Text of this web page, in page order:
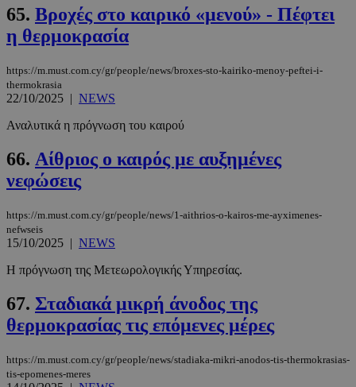
65. Βροχές στο καιρικό «μενού» - Πέφτει
η θερμοκρασία
https://m.must.com.cy/gr/people/news/broxes-sto-kairiko-menoy-peftei-i-
thermokrasia
22/10/2025 | NEWS
Αναλυτικά η πρόγνωση του καιρού
66. Αίθριος ο καιρός με αυξημένες
νεφώσεις
https://m.must.com.cy/gr/people/news/1-aithrios-o-kairos-me-ayximenes-
nefwseis
15/10/2025 | NEWS
Η πρόγνωση της Μετεωρολογικής Υπηρεσίας.
67. Σταδιακά μικρή άνοδος της
θερμοκρασίας τις επόμενες μέρες
https://m.must.com.cy/gr/people/news/stadiaka-mikri-anodos-tis-thermokrasias-
tis-epomenes-meres